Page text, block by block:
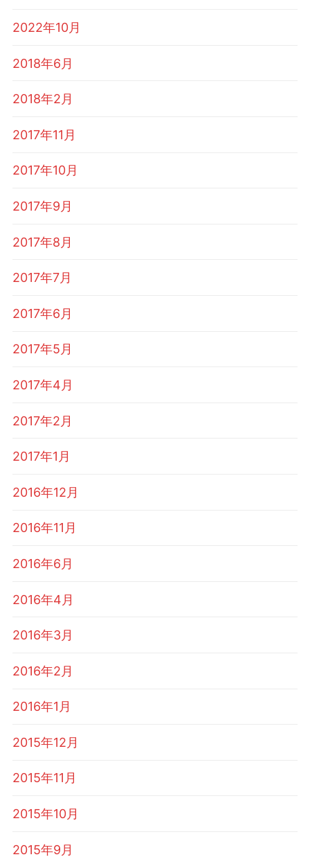
2022年10月
2018年6月
2018年2月
2017年11月
2017年10月
2017年9月
2017年8月
2017年7月
2017年6月
2017年5月
2017年4月
2017年2月
2017年1月
2016年12月
2016年11月
2016年6月
2016年4月
2016年3月
2016年2月
2016年1月
2015年12月
2015年11月
2015年10月
2015年9月